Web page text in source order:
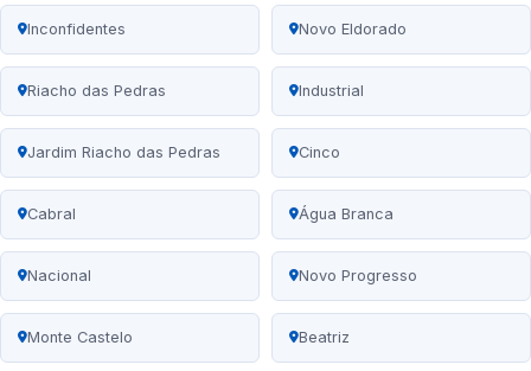
Inconfidentes Novo Eldorado
Riacho das Pedras Industrial
Jardim Riacho das Pedras Cinco
Cabral Água Branca
Nacional Novo Progresso
Monte Castelo Beatriz